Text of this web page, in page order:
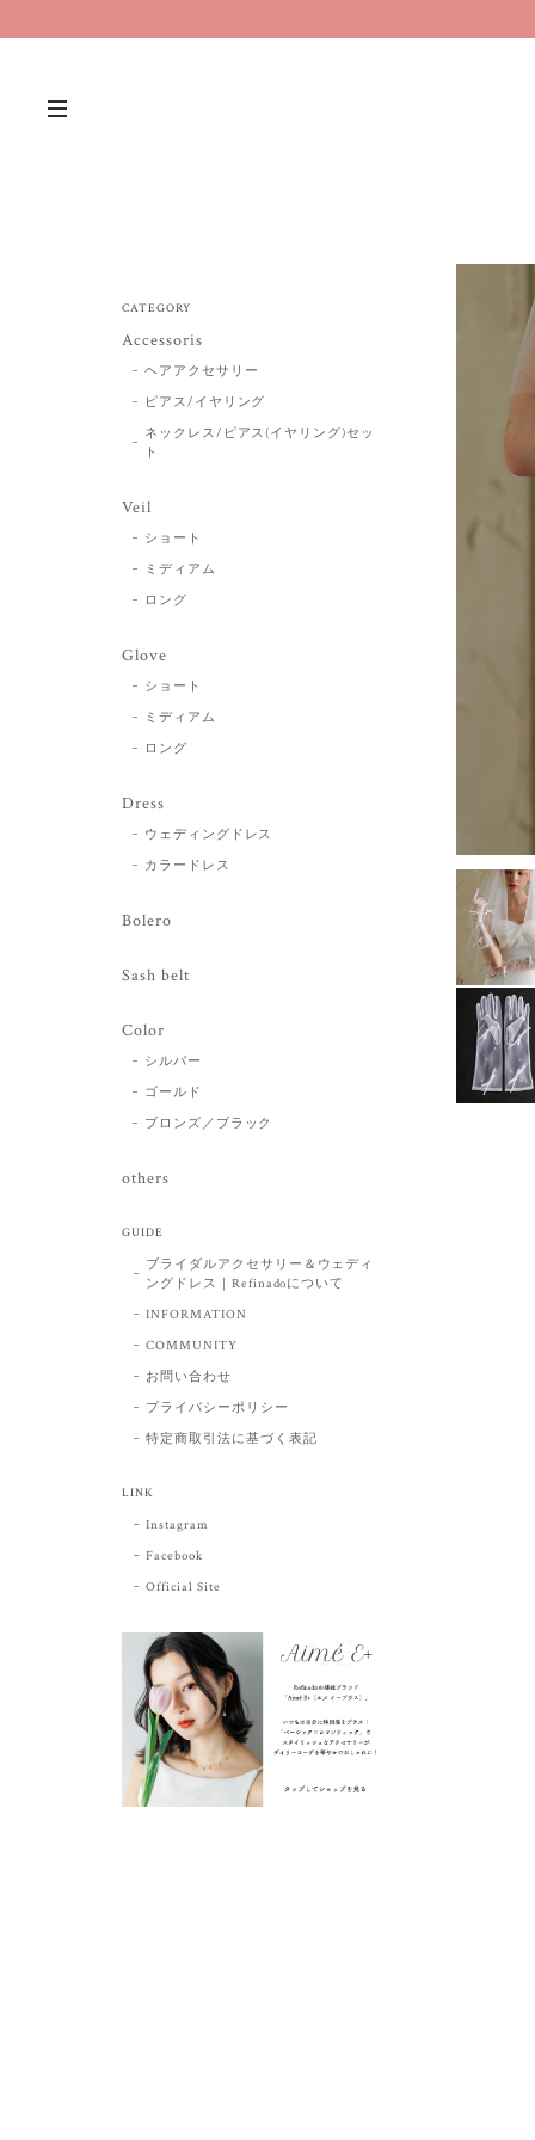
CATEGORY
Accessoris
ヘアアクセサリー
ピアス/イヤリング
ネックレス/ピアス(イヤリング)セッ
ト
Veil
ショート
ミディアム
ロング
Glove
ショート
ミディアム
ロング
Dress
ウェディングドレス
カラードレス
Bolero
Sash belt
Color
シルバー
ゴールド
ブロンズ／ブラック
others
GUIDE
ブライダルアクセサリー＆ウェディ
ングドレス｜Refinadoについて
INFORMATION
COMMUNITY
お問い合わせ
プライバシーポリシー
特定商取引法に基づく表記
LINK
Instagram
Facebook
Official Site